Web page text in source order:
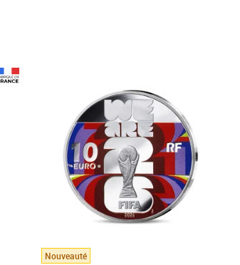
Nouveauté